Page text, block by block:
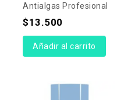
Antialgas Profesional
$13.500
Añadir al carrito